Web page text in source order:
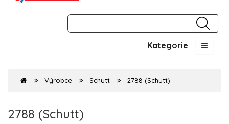
Kategorie
Výrobce Schutt 2788 (Schutt)
2788 (Schutt)